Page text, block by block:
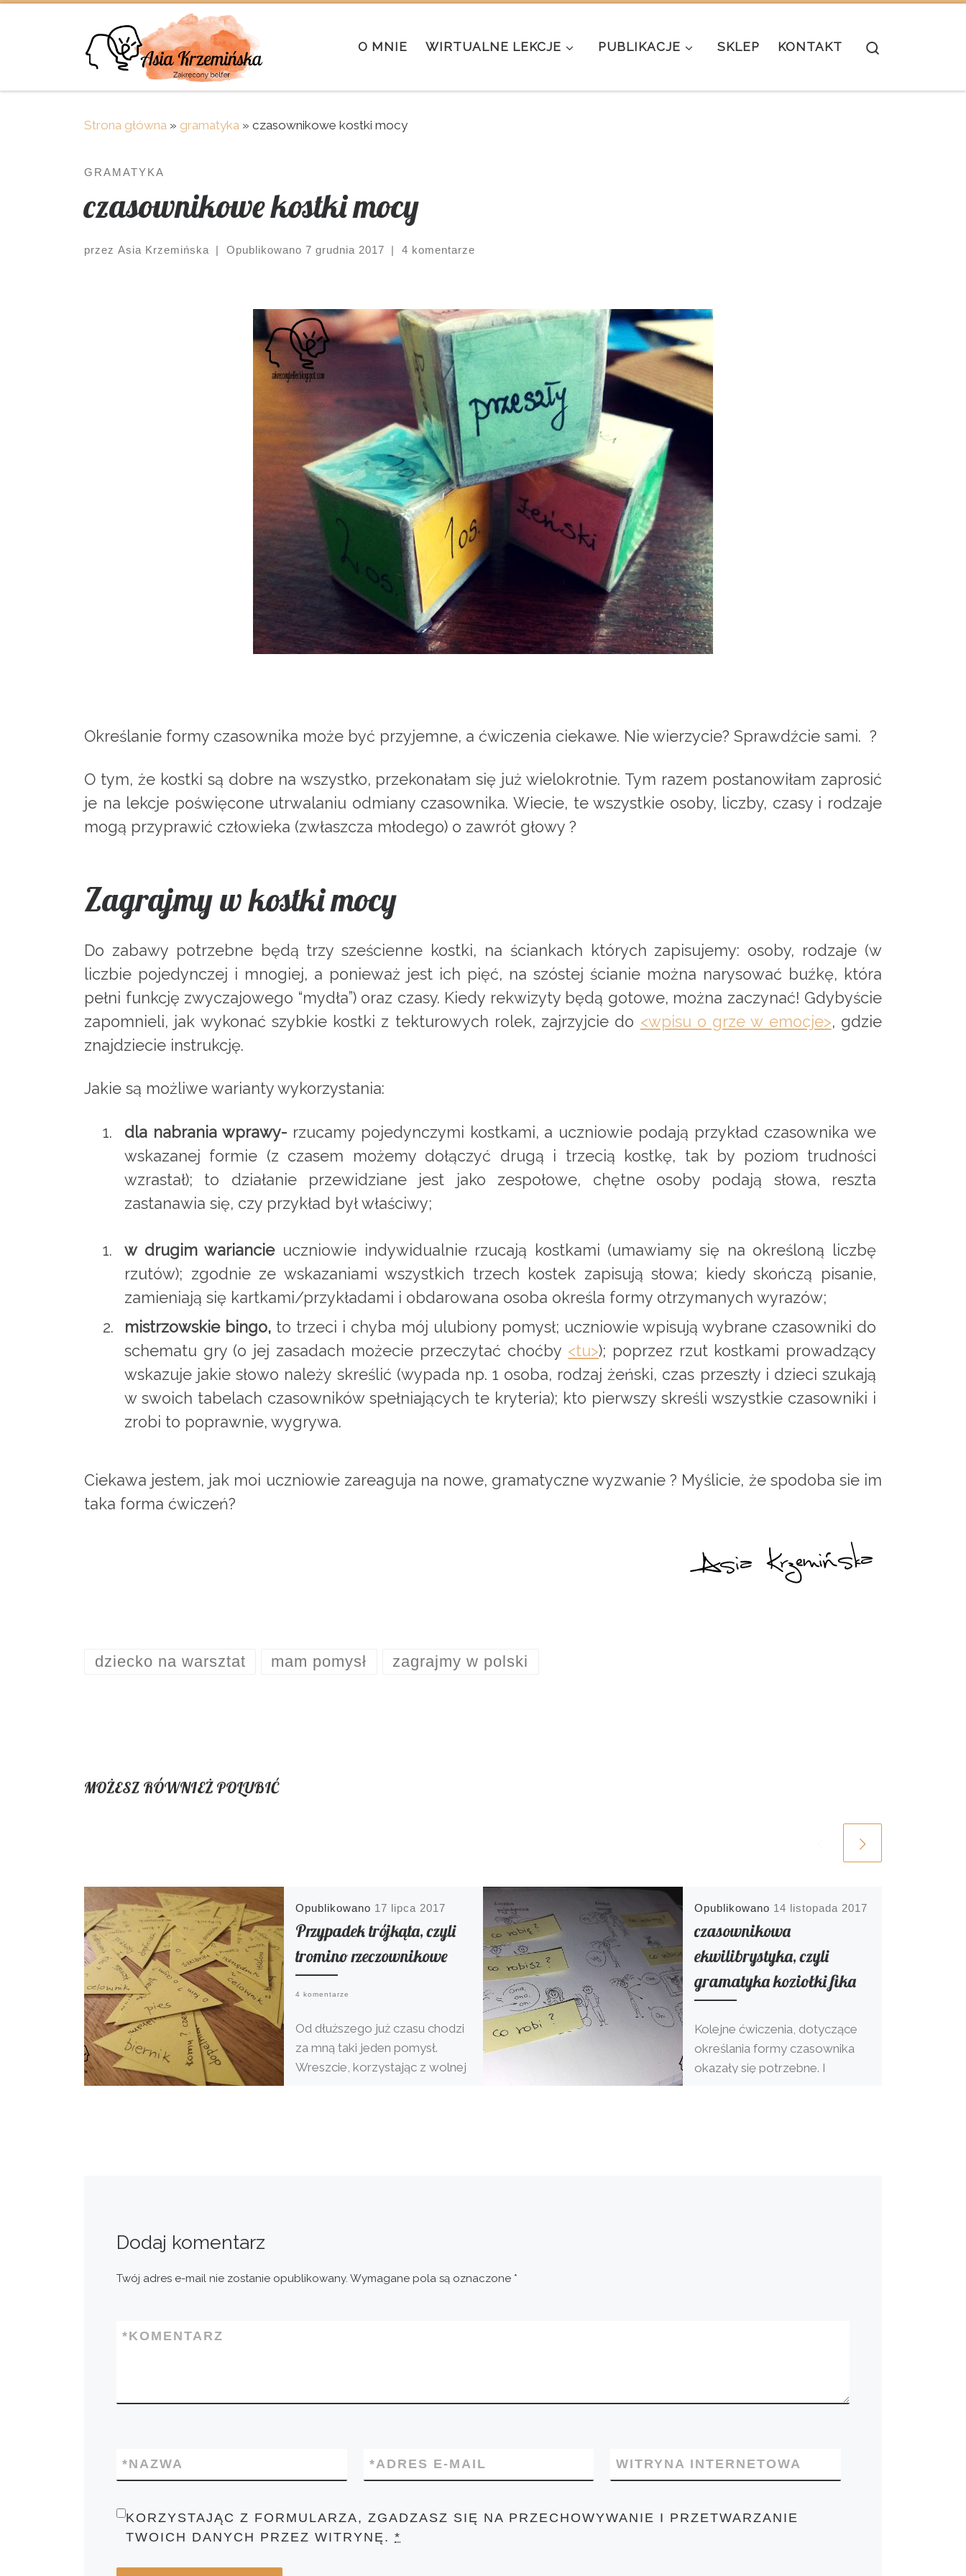
O MNIE WIRTUALNE LEKCJE PUBLIKACJE SKLEP KONTAKT
Strona główna » gramatyka » czasownikowe kostki mocy
GRAMATYKA
czasownikowe kostki mocy
przez Asia Krzemińska | Opublikowano 7 grudnia 2017 | 4 komentarze
Określanie formy czasownika może być przyjemne, a ćwiczenia ciekawe. Nie wierzycie? Sprawdźcie sami. ?
O tym, że kostki są dobre na wszystko, przekonałam się już wielokrotnie. Tym razem postanowiłam zaprosić
je na lekcje poświęcone utrwalaniu odmiany czasownika. Wiecie, te wszystkie osoby, liczby, czasy i rodzaje
mogą przyprawić człowieka (zwłaszcza młodego) o zawrót głowy ?
Zagrajmy w kostki mocy
Do zabawy potrzebne będą trzy sześcienne kostki, na ściankach których zapisujemy: osoby, rodzaje (w
liczbie pojedynczej i mnogiej, a ponieważ jest ich pięć, na szóstej ścianie można narysować buźkę, która
pełni funkcję zwyczajowego “mydła”) oraz czasy. Kiedy rekwizyty będą gotowe, można zaczynać! Gdybyście
zapomnieli, jak wykonać szybkie kostki z tekturowych rolek, zajrzyjcie do <wpisu o grze w emocje>, gdzie
znajdziecie instrukcję.
Jakie są możliwe warianty wykorzystania:
dla nabrania wprawy-rzucamy pojedynczymi kostkami, a uczniowie podają przykład czasownika we
wskazanej formie (z czasem możemy dołączyć drugą i trzecią kostkę, tak by poziom trudności
wzrastał); to działanie przewidziane jest jako zespołowe, chętne osoby podają słowa, reszta
zastanawia się, czy przykład był właściwy;
w drugim wariancieuczniowie indywidualnie rzucają kostkami (umawiamy się na określoną liczbę
rzutów); zgodnie ze wskazaniami wszystkich trzech kostek zapisują słowa; kiedy skończą pisanie,
zamieniają się kartkami/przykładami i obdarowana osoba określa formy otrzymanych wyrazów;
mistrzowskie bingo, to trzeci i chyba mój ulubiony pomysł; uczniowie wpisują wybrane czasowniki do
schematu gry (o jej zasadach możecie przeczytać choćby <tu>); poprzez rzut kostkami prowadzący
wskazuje jakie słowo należy skreślić (wypada np. 1 osoba, rodzaj żeński, czas przeszły i dzieci szukają
w swoich tabelach czasowników spełniających te kryteria); kto pierwszy skreśli wszystkie czasowniki i
zrobi to poprawnie, wygrywa.
Ciekawa jestem, jak moi uczniowie zareaguja na nowe, gramatyczne wyzwanie ? Myślicie, że spodoba sie im
taka forma ćwiczeń?
dziecko na warsztat mam pomysł zagrajmy w polski
MOŻESZ RÓWNIEŻ POLUBIĆ
Opublikowano 17 lipca 2017
Przypadek trójkąta, czyli
tromino rzeczownikowe
4 komentarze
Od dłuższego już czasu chodzi
za mną taki jeden pomysł.
Wreszcie, korzystając z wolnej
Opublikowano 14 listopada 2017
czasownikowa
ekwilibrystyka, czyli
gramatyka koziołki fika
Kolejne ćwiczenia, dotyczące
określania formy czasownika
okazały się potrzebne. I
Dodaj komentarz
Twój adres e-mail nie zostanie opublikowany. Wymagane pola są oznaczone *
KOMENTARZ
*
NAZWA
* ADRES E-MAIL
* WITRYNA INTERNETOWA
KORZYSTAJĄC Z FORMULARZA, ZGADZASZ SIĘ NA PRZECHOWYWANIE I PRZETWARZANIE
TWOICH DANYCH PRZEZ WITRYNĘ.*